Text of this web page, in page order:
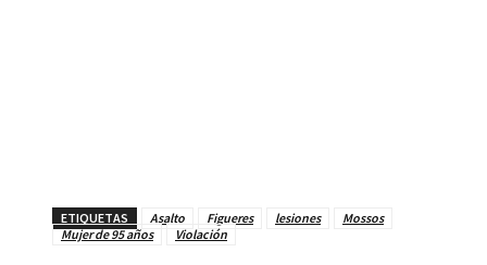
ETIQUETAS Asalto Figueres lesiones
Mossos
Mujer de 95 años
Violación